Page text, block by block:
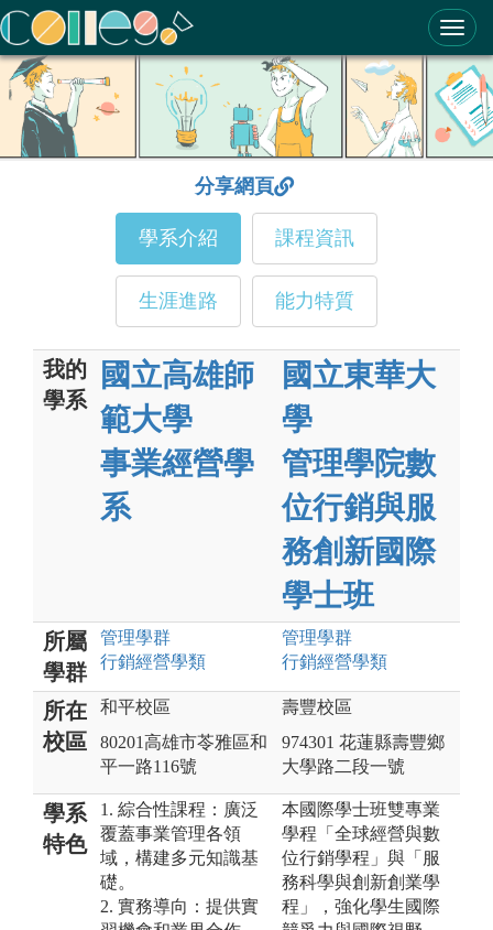
ColleGo! 大學選才與高中育才輔助系統
分享網頁
學系介紹 課程資訊
生涯進路 能力特質
我的
學系
國立高雄師
範大學
事業經營學
系
國立東華大
學
管理學院數
位行銷與服
務創新國際
學士班
所屬
學群
管理學群
行銷經營學類
管理學群
行銷經營學類
所在
校區
和平校區
80201高雄市苓雅區和
平一路116號
壽豐校區
974301 花蓮縣壽豐鄉
大學路二段一號
學系
特色
1. 綜合性課程：廣泛
覆蓋事業管理各領
域，構建多元知識基
礎。
2. 實務導向：提供實
本國際學士班雙專業
學程「全球經營與數
位行銷學程」與「服
務科學與創新創業學
程」，強化學生國際